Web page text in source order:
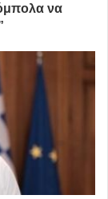
έμφαση
πεζό και τα
Σήμερα, η
τη φιλοσοφία,
ειδικά εντός
θα
μετρηθεί το
ότι μετά
για τον
να